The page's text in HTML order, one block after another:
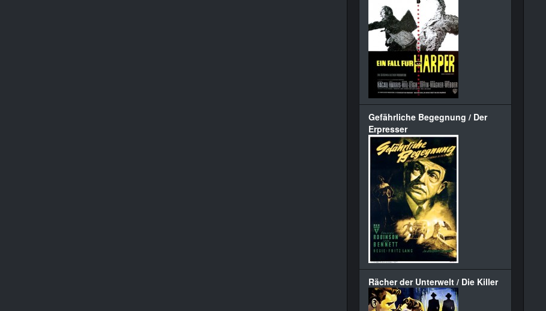
Gefährliche Begegnung / Der
Erpresser
Rächer der Unterwelt / Die Killer